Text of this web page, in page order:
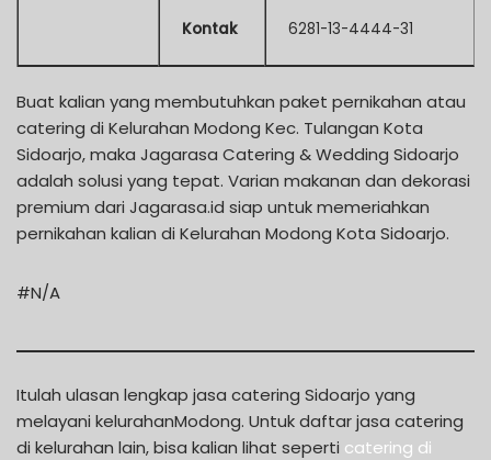
Kontak 6281-13-4444-31
Buat kalian yang membutuhkan paket pernikahan atau
catering di Kelurahan Modong Kec. Tulangan Kota
Sidoarjo, maka Jagarasa Catering & Wedding Sidoarjo
adalah solusi yang tepat. Varian makanan dan dekorasi
premium dari Jagarasa.id siap untuk memeriahkan
pernikahan kalian di Kelurahan Modong Kota Sidoarjo.
#N/A
Itulah ulasan lengkap jasa catering Sidoarjo yang
melayani kelurahanModong. Untuk daftar jasa catering
di kelurahan lain, bisa kalian lihat seperti catering di